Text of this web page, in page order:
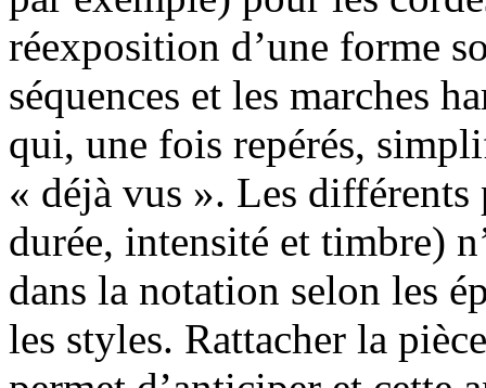
réexposition d’une forme
séquences et les marches
qui, une fois repérés,
« déjà vus ». Les différents
durée, intensité et timbre)
dans la notation selon les
les styles. Rattacher la